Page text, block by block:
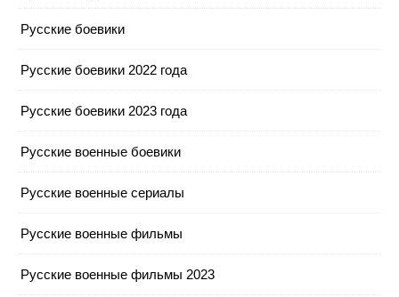
Русские боевики
Русские боевики 2022 года
Русские боевики 2023 года
Русские военные боевики
Русские военные сериалы
Русские военные фильмы
Русские военные фильмы 2023